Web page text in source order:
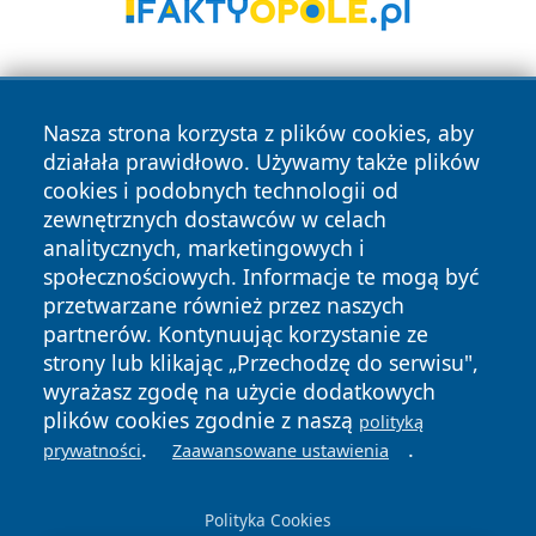
Nasza strona korzysta z plików cookies, aby
działała prawidłowo. Używamy także plików
cookies i podobnych technologii od
zewnętrznych dostawców w celach
analitycznych, marketingowych i
społecznościowych. Informacje te mogą być
przetwarzane również przez naszych
partnerów. Kontynuując korzystanie ze
strony lub klikając „Przechodzę do serwisu",
wyrażasz zgodę na użycie dodatkowych
plików cookies zgodnie z naszą polityką
prywatności. Zaawansowane ustawienia .
Polityka Cookies
Copyright © 2026 tarnowskie24.pl Wszystkie prawa
zastrzeżone.
News Autorzy
Polityka
Prywatności
Polityka
Cookies